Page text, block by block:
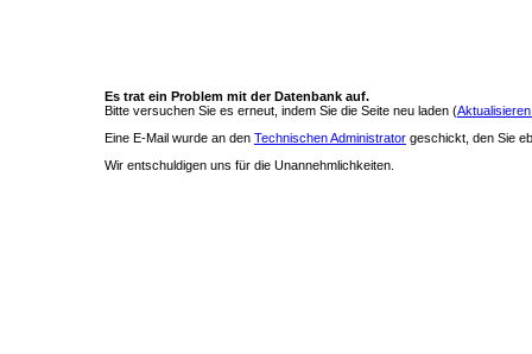
Es trat ein Problem mit der Datenbank auf.
Bitte versuchen Sie es erneut, indem Sie die Seite neu laden (
Eine E-Mail wurde an den Technischen Administrator geschickt, den Sie
Wir entschuldigen uns für die Unannehmlichkeiten.